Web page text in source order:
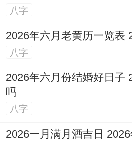
八字
2026年六月老黄历一览表
八字
2026年六月份结婚好日子
吗
八字
2026一月满月酒吉日